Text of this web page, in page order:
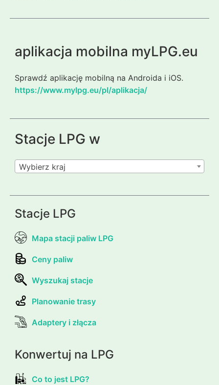
aplikacja mobilna myLPG.eu
Sprawdź aplikację mobilną na Androida i iOS.
https://www.mylpg.eu/pl/aplikacja/
Stacje LPG w
Wybierz kraj
Stacje LPG
Mapa stacji paliw LPG
Ceny paliw
Wyszukaj stacje
Planowanie trasy
Adaptery i złącza
Konwertuj na LPG
Co to jest LPG?